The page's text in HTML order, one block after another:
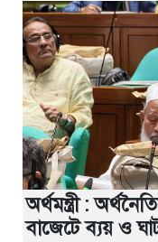
অর্থমন্ত্রী :
বাজেটে ব্যয় ও